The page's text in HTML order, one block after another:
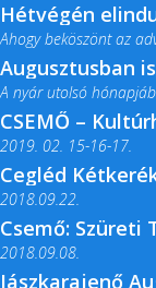
Hétvégén
Ahogy beköszönt az
Augusztusban
A nyár utolsó
CSEMŐ –
2019. 02. 15-16-17.
Színes és tartalmas
Cegléd
2018.09.22.
Csemő: Szüreti
2018.09.08.
Jászkarajenő